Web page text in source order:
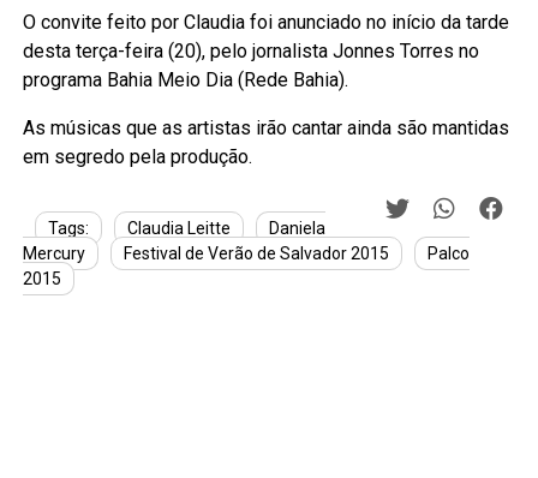
O convite feito por Claudia foi anunciado no início da tarde
desta terça-feira (20), pelo jornalista Jonnes Torres no
programa Bahia Meio Dia (Rede Bahia).
As músicas que as artistas irão cantar ainda são mantidas
em segredo pela produção.
Tags: Claudia Leitte
Daniela
Mercury
Festival de Verão de Salvador 2015
Palco
2015